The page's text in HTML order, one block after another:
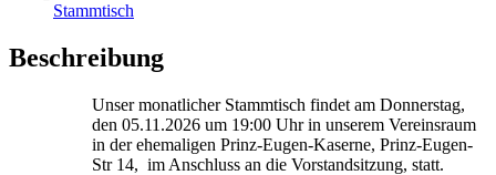
Stammtisch
Beschreibung
Unser monatlicher Stammtisch findet am Donnerstag,
den 05.11.2026 um 19:00 Uhr in unserem Vereinsraum
in der ehemaligen Prinz-Eugen-Kaserne, Prinz-Eugen-
Str 14, im Anschluss an die Vorstandsitzung, statt.